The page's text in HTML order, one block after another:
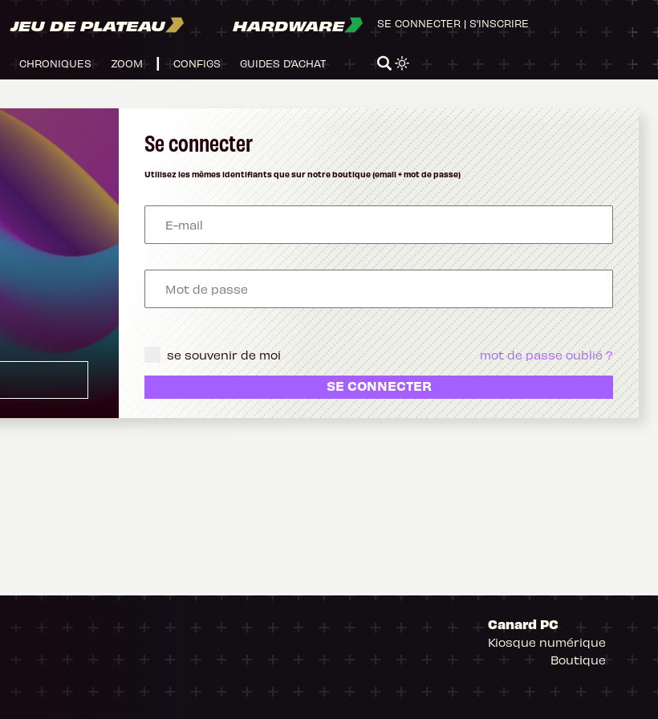
JEU DE PLATEAU HARDWARE
CHRONIQUES ZOOM CONFIGS GUIDES D'ACHAT
SE CONNECTER | S'INSCRIRE
Se connecter
Utilisez les mêmes identifiants que sur notre boutique (email + mot de passe)
se souvenir de moi mot de passe oublié ?
SE CONNECTER
Canard PC
Kiosque numérique
Boutique